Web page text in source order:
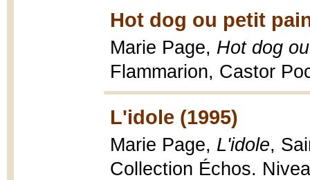
Hot dog ou petit
Marie Page, Hot dog
Flammarion, Castor
L'idole (1995)
Marie Page, L'idole,
Collection Échos.